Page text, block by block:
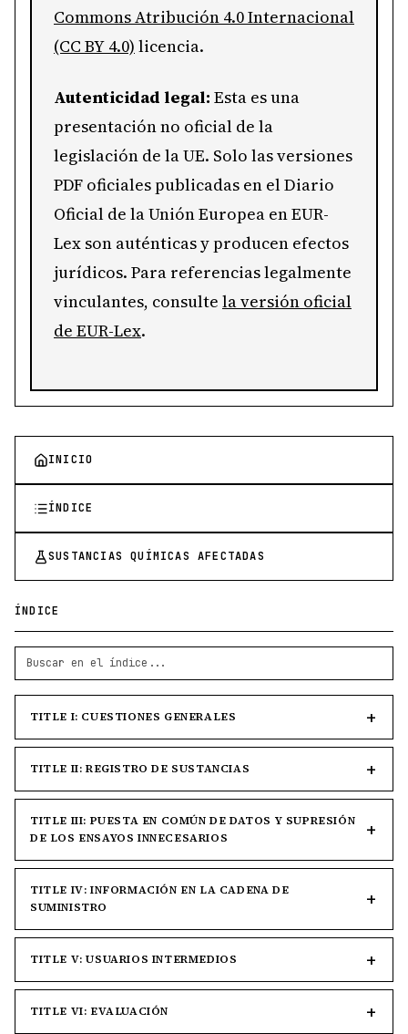
INICIO
ÍNDICE
SUSTANCIAS QUÍMICAS AFECTADAS
ÍNDICE
TITLE I: CUESTIONES GENERALES
TITLE II: REGISTRO DE SUSTANCIAS
TITLE III: PUESTA EN COMÚN DE DATOS Y SUPRESIÓN
DE LOS ENSAYOS INNECESARIOS
TITLE IV: INFORMACIÓN EN LA CADENA DE
SUMINISTRO
TITLE V: USUARIOS INTERMEDIOS
TITLE VI: EVALUACIÓN
Commons Atribución 4.0 Internacional
(CC BY 4.0) licencia.
Autenticidad legal: Esta es una
presentación no oficial de la
legislación de la UE. Solo las versiones
PDF oficiales publicadas en el Diario
Oficial de la Unión Europea en EUR-
Lex son auténticas y producen efectos
jurídicos. Para referencias legalmente
vinculantes, consulte la versión oficial
de EUR-Lex.